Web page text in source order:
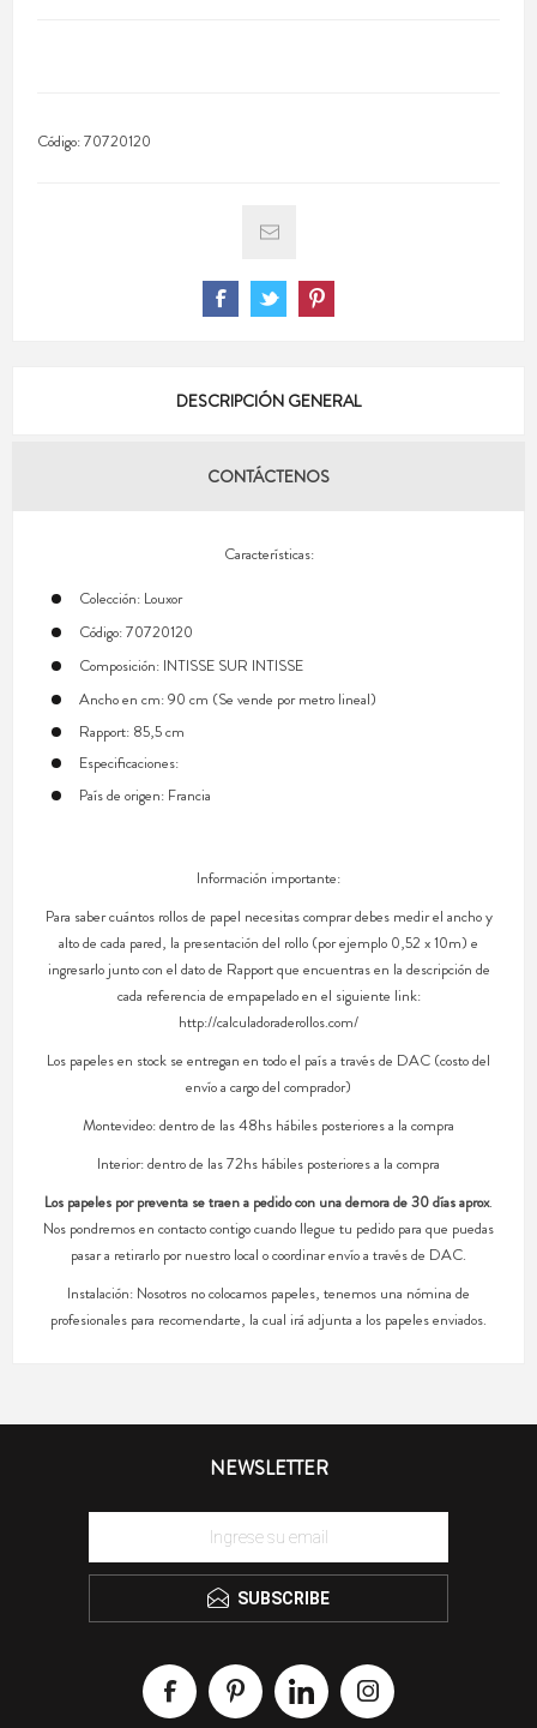
Código:70720120
DESCRIPCIÓN GENERAL
CONTÁCTENOS
Características:
Colección: Louxor
Código: 70720120
Composición: INTISSE SUR INTISSE
Ancho en cm: 90 cm (Se vende por metro lineal)
Rapport: 85,5 cm
Especificaciones:
País de origen: Francia
Información importante:
Para saber cuántos rollos de papel necesitas comprar debes medir el ancho y
alto de cada pared, la presentación del rollo (por ejemplo 0,52 x 10m) e
ingresarlo junto con el dato de Rapport que encuentras en la descripción de
cada referencia de empapelado en el siguiente link:
http://calculadoraderollos.com/
Los papeles en stock se entregan en todo el país a través de DAC (costo del
envío a cargo del comprador)
Montevideo: dentro de las 48hs hábiles posteriores a la compra
Interior: dentro de las 72hs hábiles posteriores a la compra
Los papeles por preventa se traen a pedido con una demora de 30 días aprox.
Nos pondremos en contacto contigo cuando llegue tu pedido para que puedas
pasar a retirarlo por nuestro local o coordinar envío a través de DAC.
Instalación: Nosotros no colocamos papeles, tenemos una nómina de
profesionales para recomendarte, la cual irá adjunta a los papeles enviados.
NEWSLETTER
SUBSCRIBE